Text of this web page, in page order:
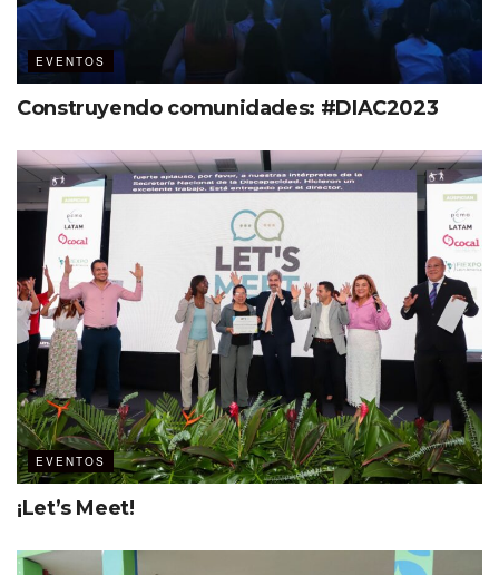
Sopa de pasta
Aceite
Mermeladas
Artículos para higiene personal
Jabones neutros
Pasta de dientes
Papel higiénico
Toallas sanitarias
Rastrillos
Artículos para curación
Gasas
Vendas
Sueros
Alcohol
EVENTOS
Construyendo comunidades: #DIAC2023
EVENTOS
¡Let’s Meet!